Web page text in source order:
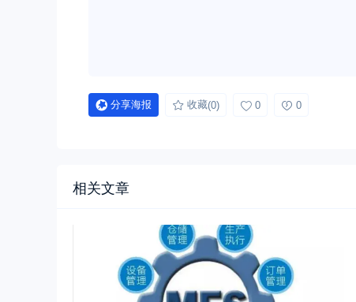
分享海报 收藏(0) 0 0
相关文章